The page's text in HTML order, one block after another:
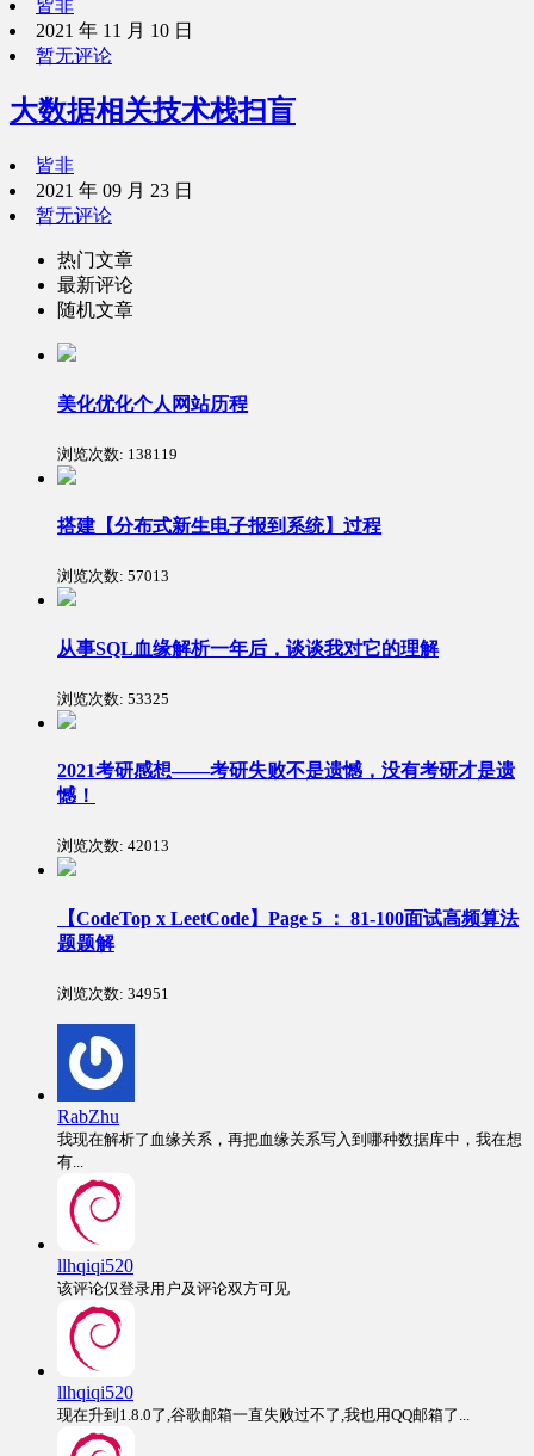
皆非
2021 年 11 月 10 日
暂无评论
大数据相关技术栈扫盲
皆非
2021 年 09 月 23 日
暂无评论
热门文章
最新评论
随机文章
美化优化个人网站历程
浏览次数: 138119
搭建【分布式新生电子报到系统】过程
浏览次数: 57013
从事SQL血缘解析一年后，谈谈我对它的理解
浏览次数: 53325
2021考研感想——考研失败不是遗憾，没有考研才是遗
憾！
浏览次数: 42013
【CodeTop x LeetCode】Page 5 ： 81-100面试高频算法
题题解
浏览次数: 34951
RabZhu
我现在解析了血缘关系，再把血缘关系写入到哪种数据库中，我在想
有...
llhqiqi520
该评论仅登录用户及评论双方可见
llhqiqi520
现在升到1.8.0了,谷歌邮箱一直失败过不了,我也用QQ邮箱了...